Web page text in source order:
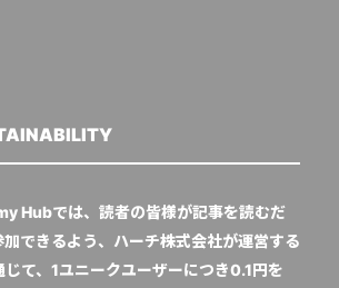
Hubでは、読者の皆様が記事を読むだ
できるよう、ハーチ株式会社が運営する
じて、1ユニークユーザーにつき0.1円を